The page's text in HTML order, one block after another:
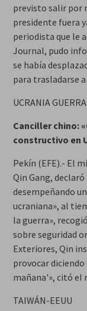
previsto salir por
presidente fuera
periodista que le
Journal, pudo
se había
para trasladarse
UCRANIA GUERRA
Canciller chino:
constructivo en
Pekín (EFE).- El
Qin Gang,
desempeñando
ucraniana», al
la guerra»,
sobre seguridad
Exteriores, Qin
provocar diciendo
mañana'», citó el
TAIWÁN-EEUU